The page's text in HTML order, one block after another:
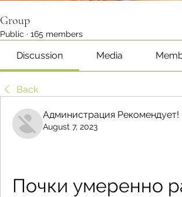
Group
Public · 165 members
Discussion Media
Back
Администрация
August 7, 2023
Почки умеренно